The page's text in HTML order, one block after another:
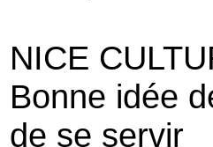
NICE
Bonne idée
de se servir